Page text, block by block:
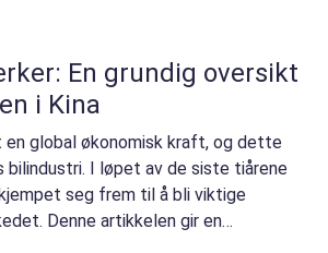
En grundig oversikt
i Kina
en global økonomisk kraft, og dette
bilindustri. I løpet av de siste tiårene
seg frem til å bli viktige
Denne artikkelen gir en